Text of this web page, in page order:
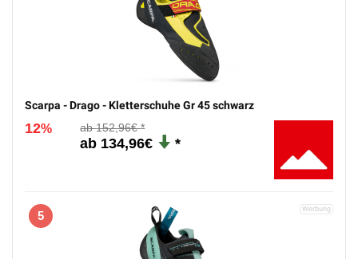
Scarpa - Drago - Kletterschuhe Gr 45 schwarz
12% 152,96€
134,96€
5